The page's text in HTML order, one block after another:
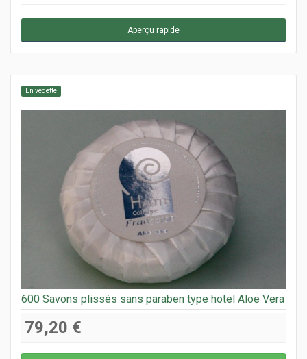
Aperçu rapide
En vedette
600 Savons plissés sans paraben type hotel Aloe Vera
79,20 €